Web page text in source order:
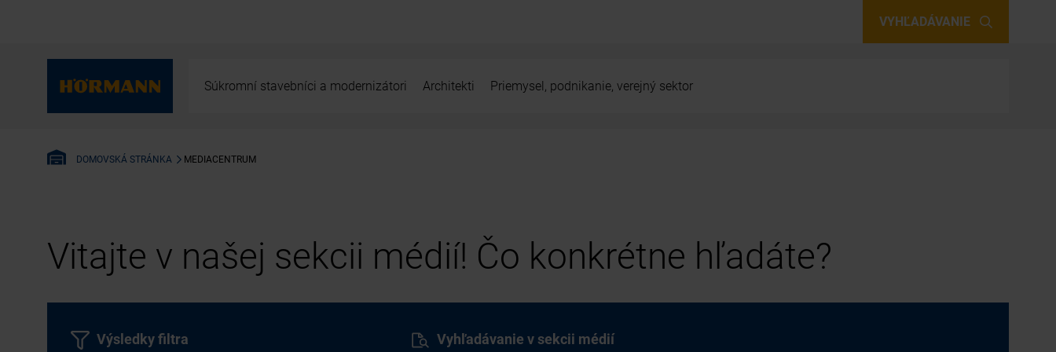
VYHĽADÁVANIE
Súkromní stavebníci a modernizátori Architekti Priemysel, podnikanie, verejný sektor
DOMOVSKÁ STRÁNKA MEDIACENTRUM
Vitajte v našej sekcii médií! Čo konkrétne hľadáte?
Vyhľadávanie v sekcii médií
Výsledky filtra